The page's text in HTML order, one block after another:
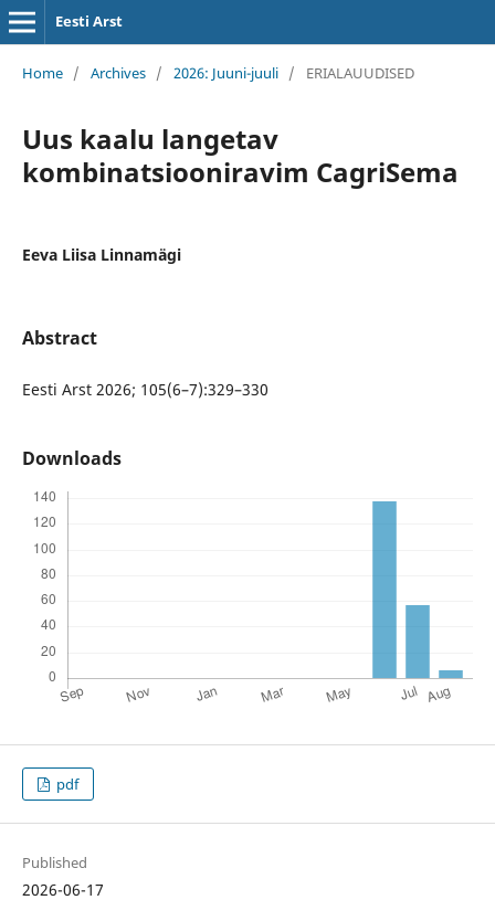
Eesti Arst
Home / Archives / 2026: Juuni-juuli / ERIALAUUDISED
Uus kaalu langetav
kombinatsiooniravim CagriSema
Eeva Liisa Linnamägi
Abstract
Eesti Arst 2026; 105(6–7):329–330
Downloads
pdf
Published
2026-06-17